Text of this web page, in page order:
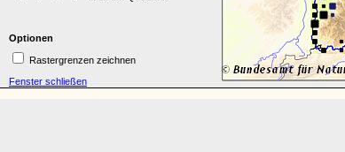
Optionen
Rastergrenzen zeichnen
Fenster schließen